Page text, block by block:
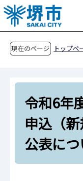
こ
の
ペ
現在のページ トップペ
預けた
利用の
令和6
状況の
令和6年
申込（
公表につ